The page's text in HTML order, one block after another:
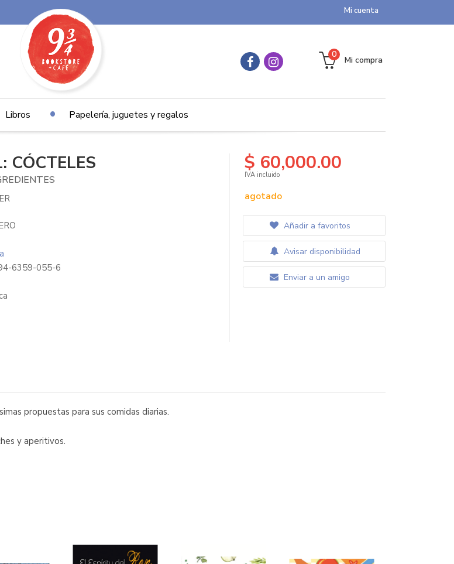
Mi cuenta
Mi compra
0
Libros Papelería, juguetes y regalos
CÓCTELES
6359-055-6
$ 60,000.00
IVA incluido
agotado
Añadir a favoritos
Avisar disponibilidad
Enviar a un amigo
propuestas para sus comidas diarias.
y aperitivos.